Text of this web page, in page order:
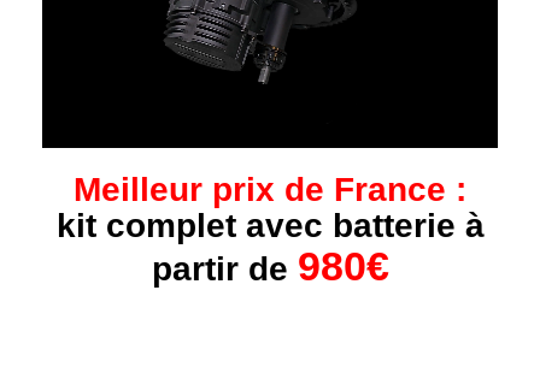
Meilleur prix de France :
kit complet avec batterie à
partir de 980€